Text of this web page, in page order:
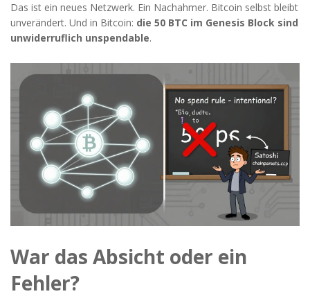
Das ist ein neues Netzwerk. Ein Nachahmer. Bitcoin selbst bleibt
unverändert. Und in Bitcoin: die 50 BTC im Genesis Block sind
unwiderruflich unspendable.
War das Absicht oder ein
Fehler?